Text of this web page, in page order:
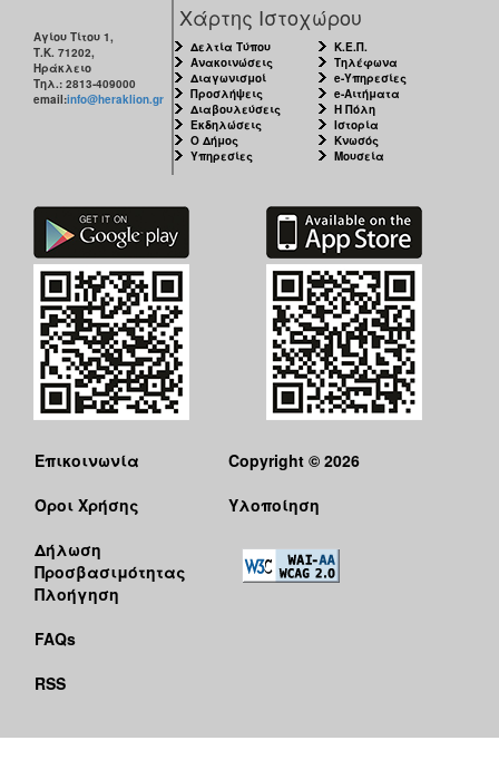
Αγίου Τίτου 1,
Τ.Κ. 71202,
Ηράκλειο
Τηλ.: 2813-409000
email:info@heraklion.gr
Χάρτης Ιστοχώρου
Δελτία Τύπου
Ανακοινώσεις
Διαγωνισμοί
Προσλήψεις
Διαβουλεύσεις
Εκδηλώσεις
Ο Δήμος
Υπηρεσίες
Κ.Ε.Π.
Τηλέφωνα
e-Υπηρεσίες
e-Αιτήματα
Η Πόλη
Ιστορία
Κνωσός
Μουσεία
Επικοινωνία
Όροι Χρήσης
Δήλωση
Προσβασιμότητας
Πλοήγηση
FAQs
RSS
Copyright © 2026
Υλοποίηση